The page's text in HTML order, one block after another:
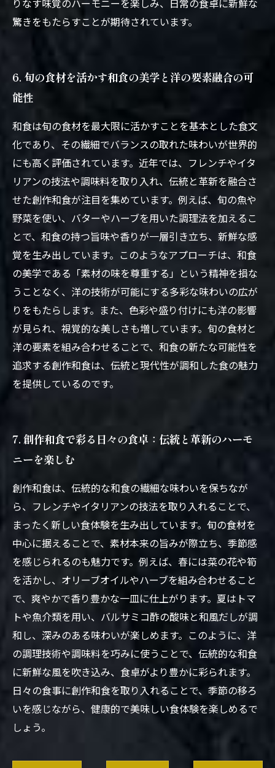
りなす味覚のハーモニーを楽しみ、日常の食卓に新鮮な
驚きをもたらすことが期待されています。
6. 旬の食材を活かす和食の美学と洋の要素融合の可
能性
和食は旬の食材を最大限に活かすことを基本とした食文
化であり、その繊細でバランスの取れた味わいが世界的
にも高く評価されています。近年では、フレンチやイタ
リアンの技法や調味料を取り入れ、伝統と革新を融合さ
せた創作和食が注目を集めています。例えば、旬の魚や
野菜を使い、バターやハーブを用いた調理法を加えるこ
とで、和食の持つ旨味や香りが一層引き立ち、新鮮な感
覚を生み出しています。このようなアプローチは、和食
の美学である「素材の味を尊重する」という精神を損な
うことなく、洋の技術が可能にする多彩な味わいの広が
りをもたらします。また、色彩や盛り付けにも洋の影響
が見られ、視覚的な美しさも増しています。旬の食材と
洋の要素を組み合わせることで、和食の新たな可能性を
追求する創作和食は、伝統と現代性が調和した食の魅力
を提供しているのです。
7. 創作和食で彩る日々の食卓：伝統と革新のハーモ
ニーを楽しむ
創作和食は、伝統的な和食の繊細な味わいを保ちなが
ら、フレンチやイタリアンの技法を取り入れることで、
まったく新しい食体験を生み出しています。旬の食材を
中心に据えることで、素材本来の旨みが際立ち、季節感
を感じられるのも魅力です。例えば、春には菜の花や筍
を活かし、オリーブオイルやハーブを組み合わせること
で、爽やかで香り豊かな一皿に仕上がります。夏はトマ
トや魚介類を用い、バルサミコ酢の酸味と和風だしが調
和し、深みのある味わいが楽しめます。このように、洋
の調理技術や調味料を巧みに使うことで、伝統的な和食
に新鮮な風を吹き込み、食卓がより豊かに彩られます。
日々の食事に創作和食を取り入れることで、季節の移ろ
いを感じながら、健康的で美味しい食体験を楽しめるで
しょう。